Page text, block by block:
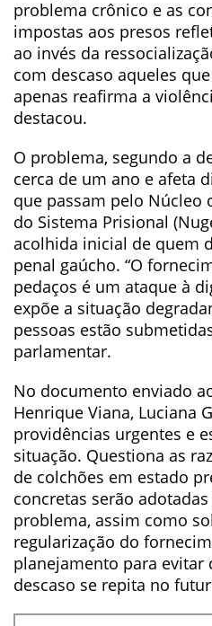
problema crônico e as
impostas aos presos
ao invés da
com descaso aqueles
apenas reafirma a
destacou.
O problema, segundo a
cerca de um ano e afeta
que passam pelo Núcleo
do Sistema Prisional
acolhida inicial de quem
penal gaúcho. “O
pedaços é um ataque à
expõe a situação
pessoas estão
parlamentar.
No documento enviado
Henrique Viana, Luciana
providências urgentes e
situação. Questiona as
de colchões em estado
concretas serão
problema, assim como
regularização do
planejamento para evitar
descaso se repita no